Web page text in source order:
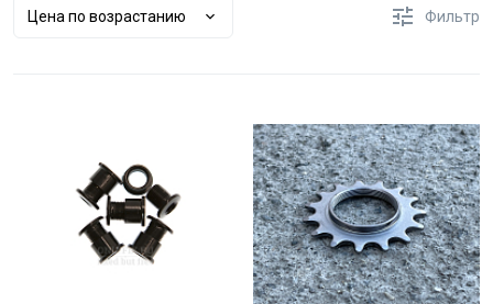
Цена по возрастанию Фильтр